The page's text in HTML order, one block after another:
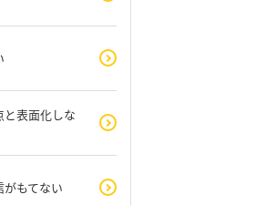
と表面化しな
もてない